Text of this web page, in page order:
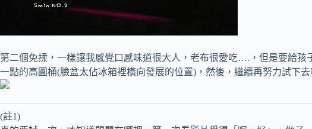
第二個免揉，一樣讓我感覺口感味道很大人，老布很愛吃….，但是要給
一點的高圓桶(臉盆太佔冰箱裡橫向發展的位置)，然後，繼續再努力試下去
(註1)